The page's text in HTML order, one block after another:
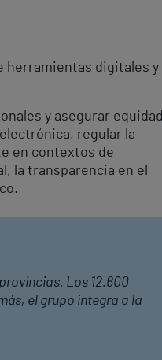
herramientas digitales y
y asegurar equidad
regular la
en contextos de
la transparencia en el
Los 12.600
el grupo integra a la